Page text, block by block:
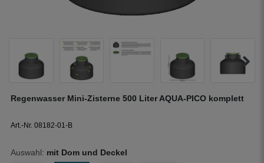
Regenwasser Mini-Zisterne 500 Liter AQUA-PICO komplett
Art.-Nr. 08182-01-B
Auswahl: mit Dom und Deckel